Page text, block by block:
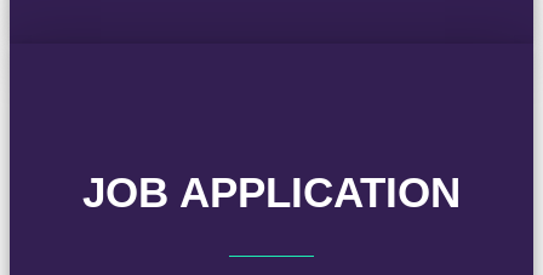
JOB APPLICATION